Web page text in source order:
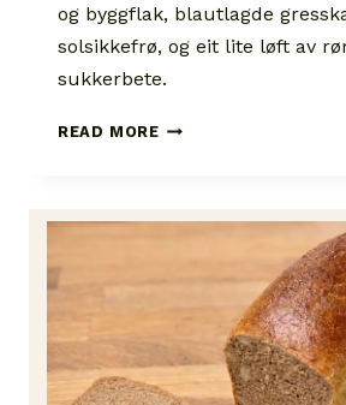
og byggflak, blautlagde
solsikkefrø, og eit lite løft av
sukkerbete.
READ MOREMULTIKORN-
FLEIRKORNBRØD